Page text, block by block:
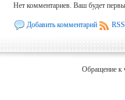
Нет комментариев. Ваш будет
Добавить комментарий
Обращение к